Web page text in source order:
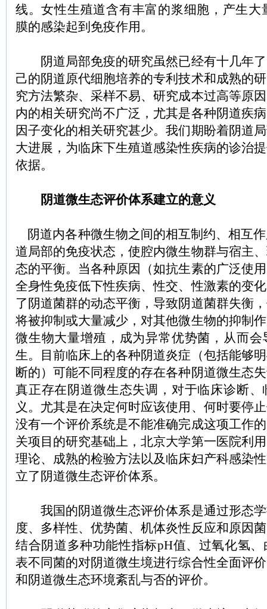
线。女性生殖道含有丰富的浆细胞，产生大
膜的感染起到免疫作用。
阴道局部免疫的研究虽然已经有十几年了
己的阴道原代细胞培养的专利技术和成熟的
究方法繁杂、采样不易、研究成本过高等原
内的相关研究尚不广泛，尤其是各种阴道疾
因子变化的相关研究甚少。我们期盼着阴道
大进展，为临床下生殖道感染性疾病的诊治
依据。
阴道微生态评价体系建立的意义
阴道内各种微生物之间的相互制约、相互
道局部的免疫状态，使腔内微生物群与宿主
态的平衡。当各种原因（如抗生素的广泛使
全身性免疫低下性疾病、性交、性激素的变
了阴道菌群的动态平衡，导致阴道菌群失衡
将被抑制或大量减少，对其他微生物的抑制
微生物大量增殖，成为异常优势菌，从而
生。目前临床上的各种阴道炎症（包括能够
断的）可能不同程度的存在各种阴道微生态
真正存在阴道微生态失调，对于临床诊断
义。尤其是在决定何时应该使用、何时要停
没有一个评价系统是不能准确完成这项工作
关项目的研究基础上，北京大学第一医院利
理论、成熟的检验方法以及临床妇产科感染
立了阴道微生态评价体系。
我国的阴道微生态评价体系是通过形态学
度、多样性、优势菌、机体炎性反应和原因
结合阴道多种功能性指标pH值、过氧化氢
表不同菌的对阴道微生境进行综合性全面评
和阴道微生态环境紊乱与否的评价。